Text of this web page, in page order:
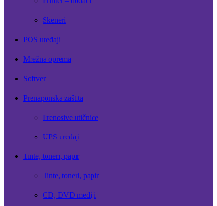
Skeneri
POS uređaji
Mrežna oprema
Softver
Prenaponska zaštita
Prenosive utičnice
UPS uređaji
Tinte, toneri, papir
Tinte, toneri, papir
CD, DVD mediji